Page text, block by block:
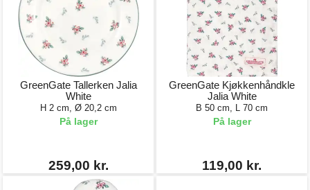
GreenGate Tallerken Jalia
White
H 2 cm, Ø 20,2 cm
På lager
259,00 kr.
GreenGate Kjøkkenhåndkle
Jalia White
B 50 cm, L 70 cm
På lager
119,00 kr.